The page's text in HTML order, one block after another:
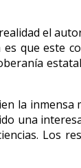
el
que este
la inmensa
una
Los